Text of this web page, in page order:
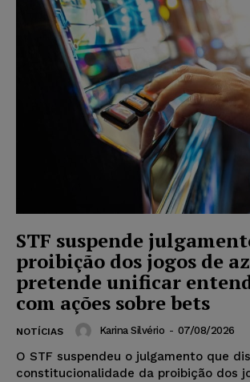
STF suspende
proibição dos jogos de
pretende unificar
com ações sobre bets
NOTÍCIAS Karina Silvério - 07/08/2026
O STF suspendeu o julgamento que
constitucionalidade da proibição dos